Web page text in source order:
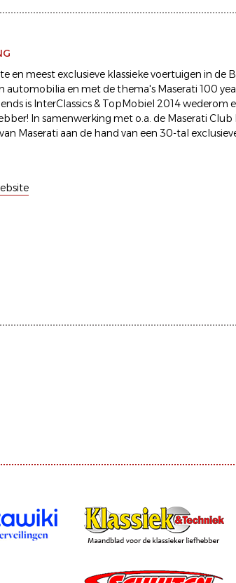
en meest exclusieve klassieke voertuigen in de
automobilia en met de thema's Maserati 100
is InterClassics & TopMobiel 2014 wederom
In samenwerking met o.a. de Maserati
Maserati aan de hand van een 30-tal